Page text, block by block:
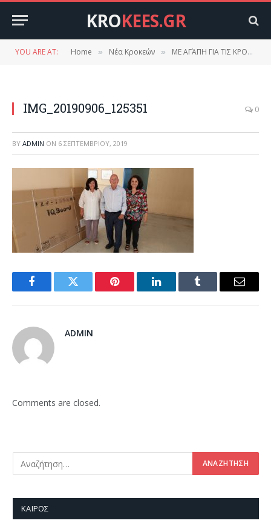
KROKEES.GR
YOU ARE AT: Home » Νέα Κροκεών » ΜΕ ΑΓΆΠΗ ΓΙΑ ΤΙΣ ΚΡΟΚΕΕΣ….. ΓΙΑΝΝΗΣ ΜΕΡΙΑΝΟΣ
IMG_20190906_125351 0
BY ADMIN ON 6 ΣΕΠΤΕΜΒΡΊΟΥ, 2019
FacebookTwitter Pinterest LinkedInTumblr Email
ADMIN
Comments are closed.
ΚΑΙΡΌΣ